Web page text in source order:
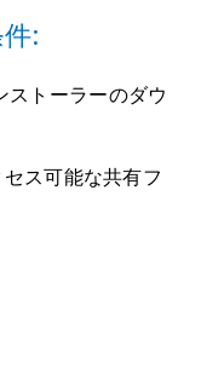
:
トーラーのダウ
ス可能な共有フ